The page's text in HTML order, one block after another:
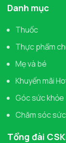
Danh mục
Thuốc
Thực phẩm
Mẹ và bé
Khuyến mãi
Góc sức khỏe
Chăm sóc
Tổng đài